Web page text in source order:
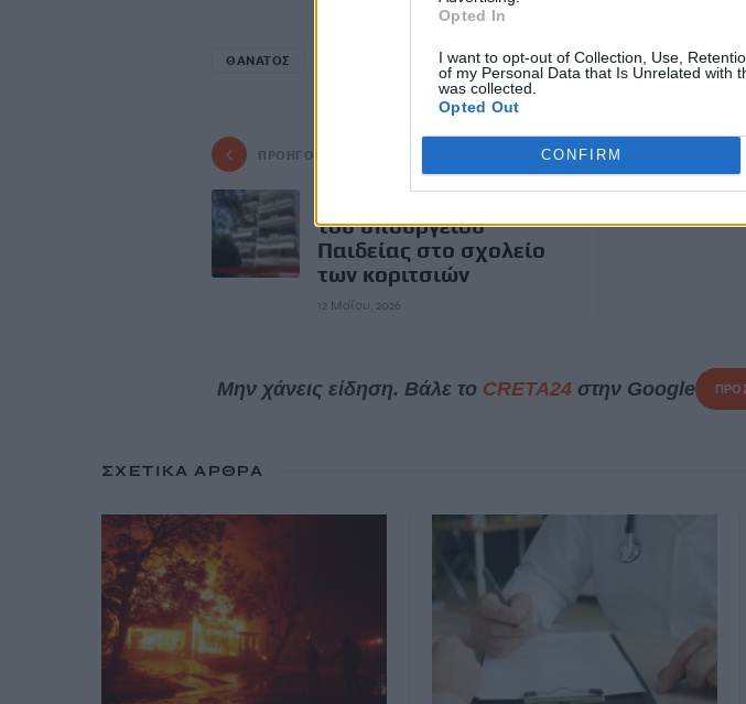
Opted In
I want to opt-out of Collection, Use,
of my Personal Data that Is Unrelated with
was collected.
Opted Out
CONFIRM
ΘΑΝΑΤΟΣ ΝΕΚΡΗ ΠΤΉΣΗ ΣΙΚΑΓΟ
ΠΡΟΗΓΟΎΜΕΝΟ
του υπουργείου
Παιδείας στο σχολείο
των κοριτσιών
12 Μαΐου, 2026
Μην χάνεις είδηση. Βάλε το CRETA24στην Google
ΣΧΕΤΙΚΆ ΆΡΘΡΑ